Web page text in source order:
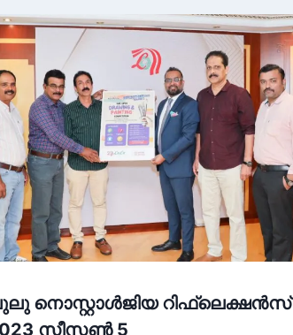
നൊസ്റ്റാള്‍ജിയ റിഫ്ലെക്ഷന്‍സ്
സീസണ്‍ 5